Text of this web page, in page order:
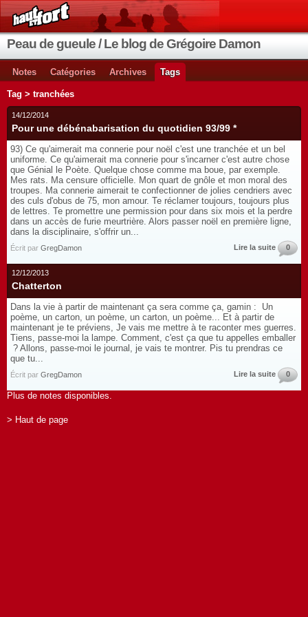
Peau de gueule / Le blog de Grégoire Damon
Notes Catégories Archives Tags
Tag > tranchées
14/12/2014
Pour une débénabarisation du quotidien 93/99 *
93) Ce qu'aimerait ma connerie pour noël c'est une tranchée et un bel
uniforme. Ce qu'aimerait ma connerie pour s'incarner c'est autre chose
que Génial le Poète. Quelque chose comme ma boue, par exemple.
Mes rats. Ma censure officielle. Mon quart de gnôle et mon moral des
troupes. Ma connerie aimerait te confectionner de jolies cendriers avec
des culs d'obus de 75, mon amour. Te réclamer toujours, toujours plus
de lettres. Te promettre une permission pour dans six mois et la perdre
dans un accès de furie meurtrière. Alors passer noël en première ligne,
dans la disciplinaire, s'offrir un...
Écrit par GregDamon Lire la suite 0
12/12/2013
Chatterton
Dans la vie à partir de maintenant ça sera comme ça, gamin : Un
poème, un carton, un poème, un carton, un poème... Et à partir de
maintenant je te préviens, Je vais me mettre à te raconter mes guerres.
Tiens, passe-moi la lampe. Comment, c'est ça que tu appelles emballer
? Allons, passe-moi le journal, je vais te montrer. Pis tu prendras ce
que tu...
Écrit par GregDamon Lire la suite 0
Plus de notes disponibles.
> Haut de page